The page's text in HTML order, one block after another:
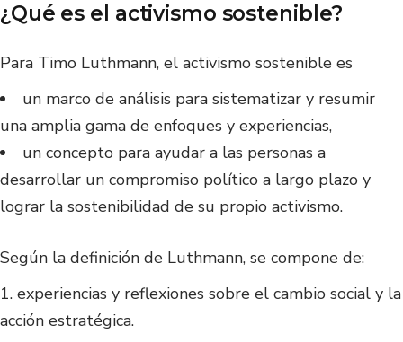
¿Qué es el activismo sostenible?
Para Timo Luthmann, el activismo sostenible es
un marco de análisis para sistematizar y resumir
una amplia gama de enfoques y experiencias,
un concepto para ayudar a las personas a
desarrollar un compromiso político a largo plazo y
lograr la sostenibilidad de su propio activismo.
Según la definición de Luthmann, se compone de:
1. experiencias y reflexiones sobre el cambio social y la
acción estratégica.